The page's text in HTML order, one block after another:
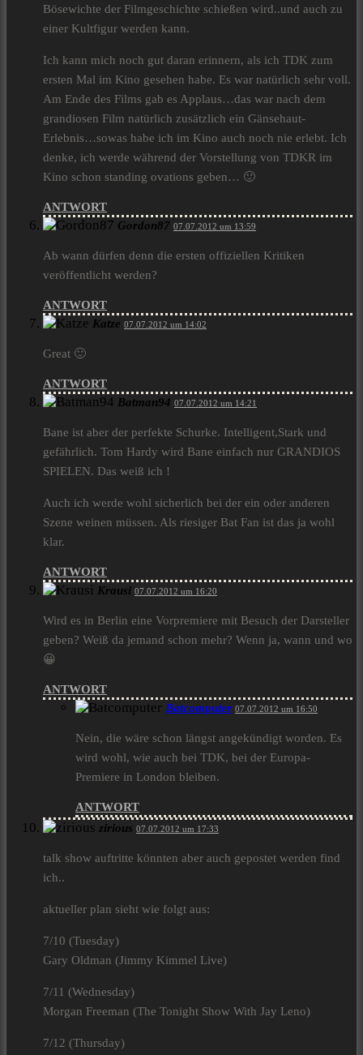
Bösewichte der Filmgeschichte schießen wird..und auch zu
einer Kultfigur werden kann.
Ich kann mich noch gut daran erinnern, als ich TDK zum
ersten Mal im Kino gesehen habe. Es war natürlich sehr voll.
Am Ende des Films gab es Applaus…das war nach dem
grandiosen Film natürlich zusätzlich ein Gänsehaut-
Erlebnis…sowas habe ich im Kino auch noch nie erlebt. Ich
denke, ich werde während der Vorstellung von TDKR im
Kino schon standing ovations geben… 🙂
ANTWORT
Gordon87 07.07.2012 um 13:59
Ab wann dürfen denn die ersten offiziellen Kritiken
veröffentlicht werden?
ANTWORT
Katze 07.07.2012 um 14:02
Great 🙂
ANTWORT
Batman94 07.07.2012 um 14:21
Bane ist aber der perfekte Schurke. Intelligent,Stark und
gefährlich. Tom Hardy wird Bane einfach nur GRANDIOS
SPIELEN. Das weiß ich !
Auch ich werde wohl sicherlich bei der ein oder anderen
Szene weinen müssen. Als riesiger Bat Fan ist das ja wohl
klar.
ANTWORT
Krausi 07.07.2012 um 16:20
Wird es in Berlin eine Vorpremiere mit Besuch der Darsteller
geben? Weiß da jemand schon mehr? Wenn ja, wann und wo
😀
ANTWORT
Batcomputer 07.07.2012 um 16:50
Nein, die wäre schon längst angekündigt worden. Es
wird wohl, wie auch bei TDK, bei der Europa-
Premiere in London bleiben.
ANTWORT
zirious 07.07.2012 um 17:33
talk show auftritte könnten aber auch gepostet werden find
ich..
aktueller plan sieht wie folgt aus:
7/10 (Tuesday)
Gary Oldman (Jimmy Kimmel Live)
7/11 (Wednesday)
Morgan Freeman (The Tonight Show With Jay Leno)
7/12 (Thursday)